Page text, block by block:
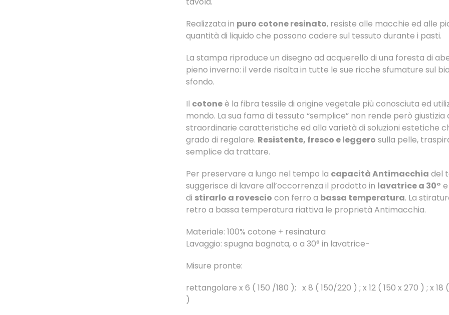
Realizzata in puro cotone resinato, resiste alle macchie ed alle
quantità di liquido che possono cadere sul tessuto durante i pasti.
La stampa riproduce un disegno ad acquerello di una foresta di
pieno inverno: il verde risalta in tutte le sue ricche sfumature sul
sfondo.
Il cotoneè la fibra tessile di origine vegetale più conosciuta ed
mondo. La sua fama di tessuto “semplice” non rende però giustizia
straordinarie caratteristiche ed alla varietà di soluzioni estetiche
grado di regalare. Resistente, fresco e leggero sulla pelle,
semplice da trattare.
Per preservare a lungo nel tempo la capacità Antimacchia del
suggerisce di lavare all’occorrenza il prodotto in lavatrice a 30° e
di stirarlo a rovescio con ferro a bassa temperatura. La
retro a bassa temperatura riattiva le proprietà Antimacchia.
Materiale: 100% cotone + resinatura
Lavaggio: spugna bagnata, o a 30° in lavatrice-
Misure pronte:
rettangolare x 6 ( 150 /180 ); x 8 ( 150/220 ) ; x 12 ( 150 x 270 ) ; x 18
)